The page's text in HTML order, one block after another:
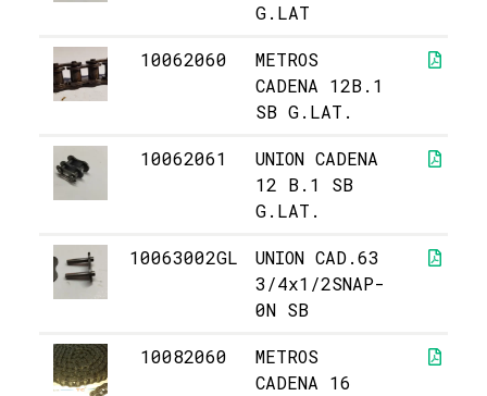
G.LAT
10062060
METROS
CADENA 12B.1
SB G.LAT.
10062061
UNION CADENA
12 B.1 SB
G.LAT.
10063002GL
UNION CAD.63
3/4x1/2SNAP-
0N SB
10082060
METROS
CADENA 16